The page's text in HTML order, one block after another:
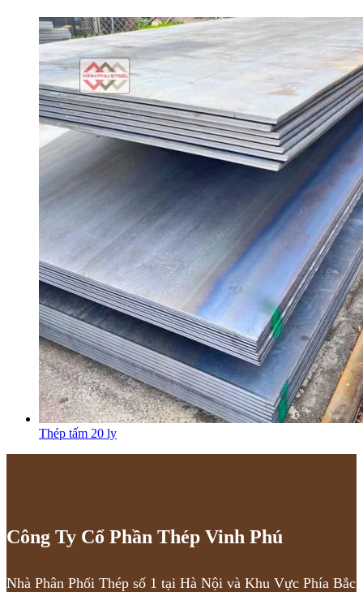
Thép tấm 20 ly
Công Ty Cổ Phần Thép Vinh Phú
Nhà Phân Phối Thép số 1 tại Hà Nội và Khu Vực Phía Bắc